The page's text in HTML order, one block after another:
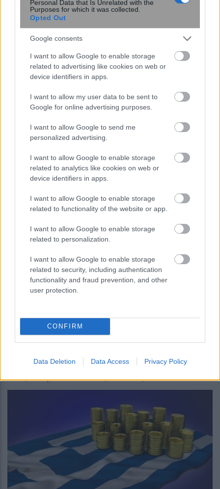
Personal Data that Is Unrelated with the
Purposes for which it was collected.
Opted Out
Google consents
I want to allow Google to enable storage
related to advertising like cookies on web or
device identifiers in apps.
I want to allow my user data to be sent to
Google for online advertising purposes.
I want to allow Google to send me
personalized advertising.
I want to allow Google to enable storage
related to analytics like cookies on web or
device identifiers in apps.
I want to allow Google to enable storage
related to functionality of the website or app.
I want to allow Google to enable storage
related to personalization.
I want to allow Google to enable storage
related to security, including authentication
functionality and fraud prevention, and other
user protection.
CONFIRM
Data Deletion Data Access Privacy Policy
UNC6671: Η νέα απειλή που κλέβει
δεδομένα από το Microsoft 365 με
Κουίζ: Πόσο καλά θυμάστε την
απαντήσετε σωστά και στις 3
ερωτήσεις;
περισσότερα
21:20, 9 Αυγούστου 2026 || Οικονομία